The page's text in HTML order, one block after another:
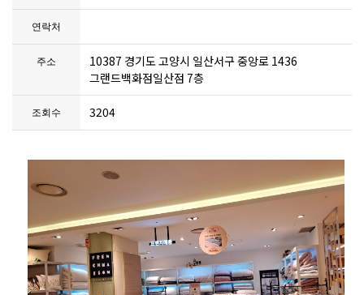
연락처
주소
10387 경기도 고양시 일산서구 중앙로 1436
그랜드백화점일산점 7층
조회수 3204